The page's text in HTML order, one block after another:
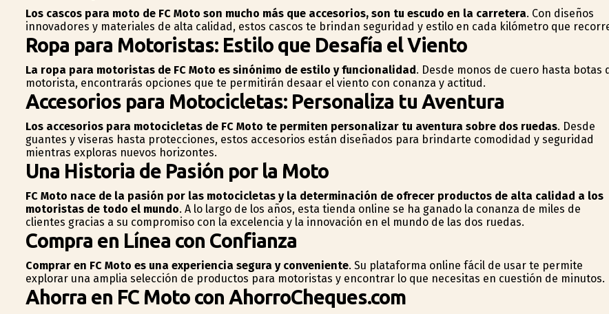
Los cascos para moto de FC Moto son mucho más que accesorios, son tu escudo en la carretera. Con diseños
innovadores y materiales de alta calidad, estos cascos te brindan seguridad y estilo en cada kilómetro que
Ropa para Motoristas: Estilo que Desafía el Viento
La ropa para motoristas de FC Moto es sinónimo de estilo y funcionalidad. Desde monos de cuero hasta botas
motorista, encontrarás opciones que te permitirán desafiar el viento con confianza y actitud.
Accesorios para Motocicletas: Personaliza tu Aventura
Los accesorios para motocicletas de FC Moto te permiten personalizar tu aventura sobre dos ruedas. Desde
guantes y viseras hasta protecciones, estos accesorios están diseñados para brindarte comodidad y seguridad
mientras exploras nuevos horizontes.
Una Historia de Pasión por la Moto
FC Moto nace de la pasión por las motocicletas y la determinación de ofrecer productos de alta calidad a los
motoristas de todo el mundo. A lo largo de los años, esta tienda online se ha ganado la confianza de miles de
clientes gracias a su compromiso con la excelencia y la innovación en el mundo de las dos ruedas.
Compra en Línea con Confianza
Comprar en FC Moto es una experiencia segura y conveniente. Su plataforma online fácil de usar te permite
explorar una amplia selección de productos para motoristas y encontrar lo que necesitas en cuestión de minutos.
Ahorra en FC Moto con AhorroCheques.com